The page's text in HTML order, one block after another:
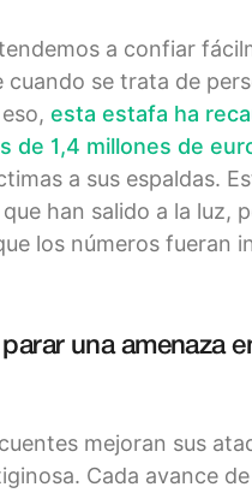
a confiar
cuando se trata de
esta estafa ha
de 1,4 millones de
a sus espaldas.
han salido a la luz,
los números fueran
una amenaza
mejoran sus
Cada avance de